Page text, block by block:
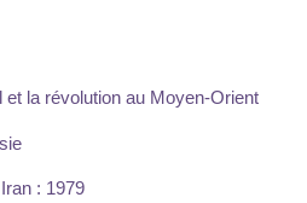
la révolution au Moyen-Orient
: 1979